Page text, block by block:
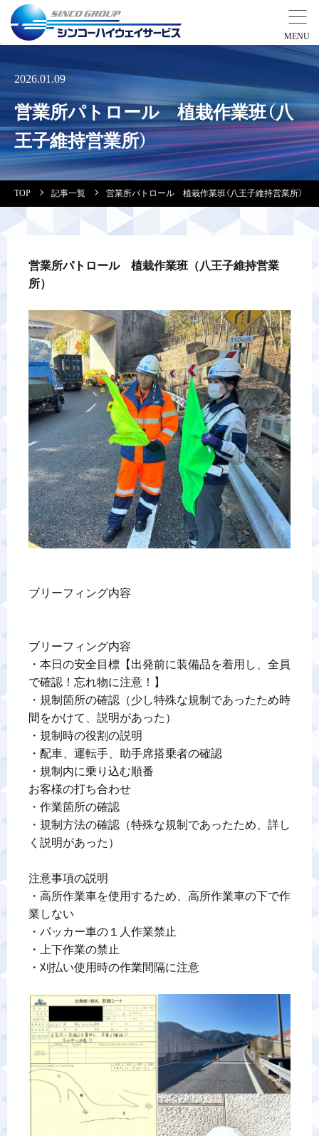
営業拠点
会社案内・実績紹介
警備業標識
反社会的勢力排除宣言
カスタマーハラスメントに対する基本方針
プライバシーポリシー
お問い合わせ
2026.01.09
営業所パトロール 植栽作業班（八
王子維持営業所）
TOP 記事一覧 営業所パトロール 植栽作業班（八王子維持営業所）
営業所パトロール　植栽作業班（八王子維持営業
所）
ブリーフィング内容
ブリーフィング内容
・本日の安全目標【出発前に装備品を着用し、全員
で確認！忘れ物に注意！】
・規制箇所の確認（少し特殊な規制であったため時
間をかけて、説明があった）
・規制時の役割の説明
・配車、運転手、助手席搭乗者の確認
・規制内に乗り込む順番
お客様の打ち合わせ
・作業箇所の確認
・規制方法の確認（特殊な規制であったため、詳し
く説明があった）
注意事項の説明
・高所作業車を使用するため、高所作業車の下で作
業しない
・パッカー車の１人作業禁止
・上下作業の禁止
・刈払い使用時の作業間隔に注意